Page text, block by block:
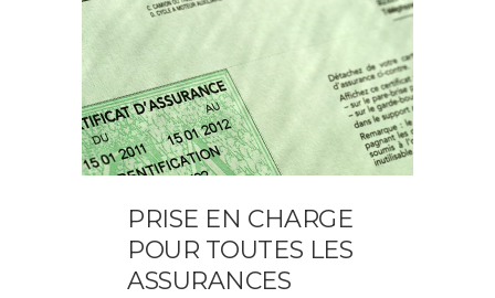
PRISE EN CHARGE
POUR TOUTES LES
ASSURANCES